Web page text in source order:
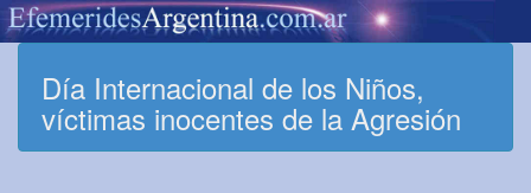
Día Internacional de los Niños,
víctimas inocentes de la Agresión